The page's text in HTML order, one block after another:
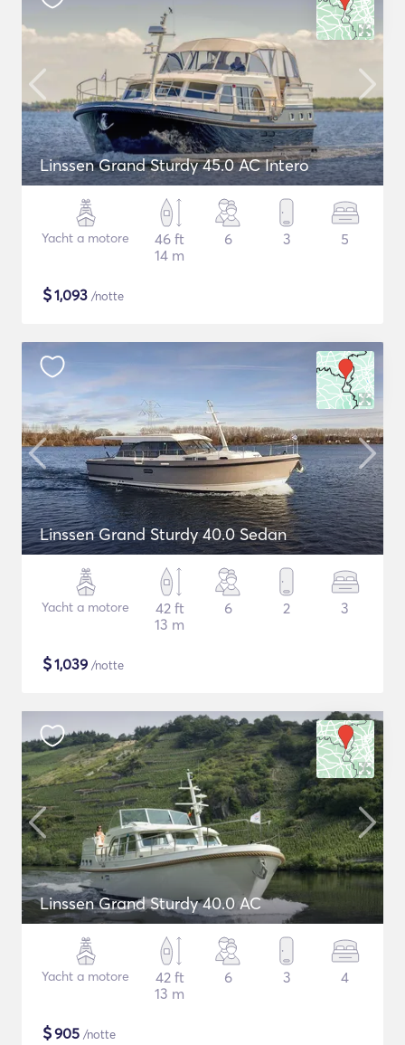
Linssen Grand Sturdy 45.0 AC Intero
Yacht a motore
46 ft
14 m
6 3 5
$1,093 /notte
Linssen Grand Sturdy 40.0 Sedan
Yacht a motore
42 ft
13 m
6 2 3
$1,039 /notte
Linssen Grand Sturdy 40.0 AC
Yacht a motore
42 ft
13 m
6 3 4
$905 /notte